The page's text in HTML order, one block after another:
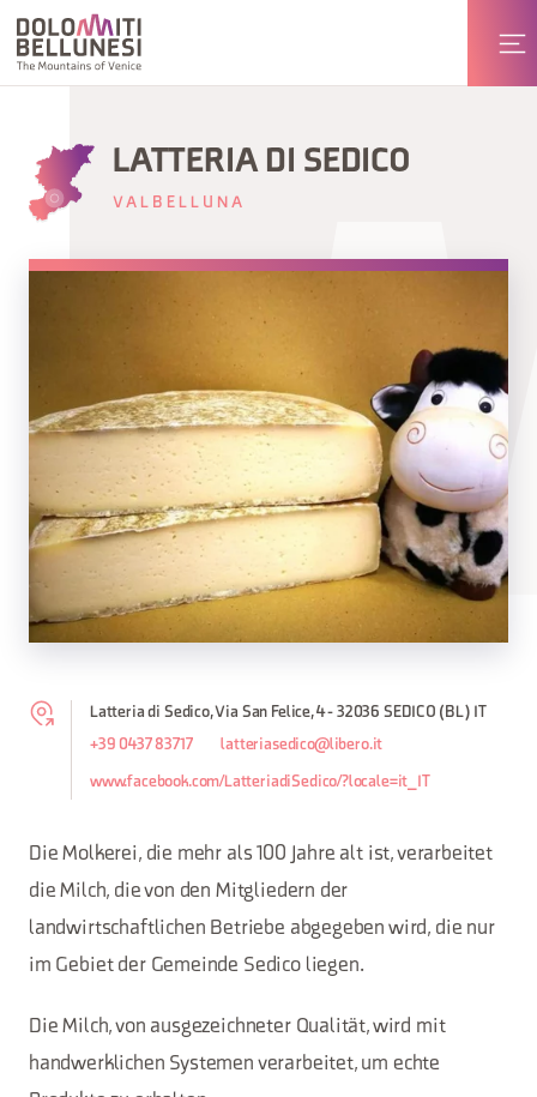
LATTERIA DI SEDICO
VALBELLUNA
Latteria di Sedico, Via San Felice, 4 - 32036 SEDICO (BL) IT
+39 0437 83717 latteriasedico@libero.it
www.facebook.com/LatteriadiSedico/?locale=it_IT
Die Molkerei, die mehr als 100 Jahre alt ist, verarbeitet
die Milch, die von den Mitgliedern der
landwirtschaftlichen Betriebe abgegeben wird, die nur
im Gebiet der Gemeinde Sedico liegen.
Die Milch, von ausgezeichneter Qualität, wird mit
handwerklichen Systemen verarbeitet, um echte